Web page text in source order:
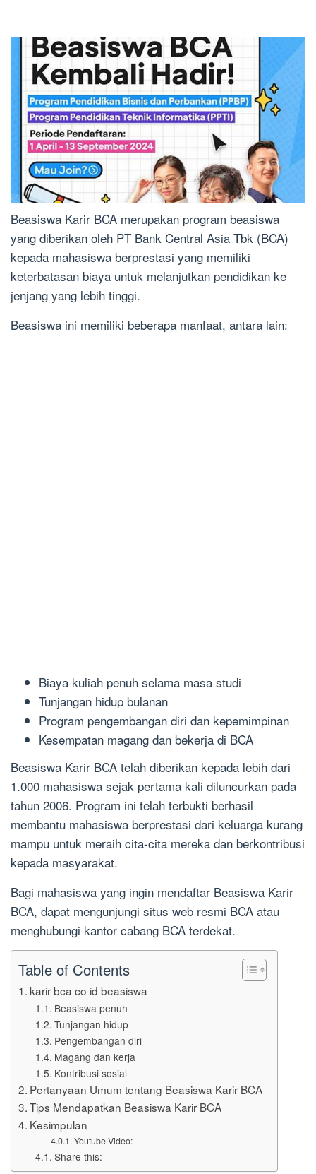
Beasiswa Karir BCA merupakan program beasiswa
yang diberikan oleh PT Bank Central Asia Tbk (BCA)
kepada mahasiswa berprestasi yang memiliki
keterbatasan biaya untuk melanjutkan pendidikan ke
jenjang yang lebih tinggi.
Beasiswa ini memiliki beberapa manfaat, antara lain:
Biaya kuliah penuh selama masa studi
Tunjangan hidup bulanan
Program pengembangan diri dan kepemimpinan
Kesempatan magang dan bekerja di BCA
Beasiswa Karir BCA telah diberikan kepada lebih dari
1.000 mahasiswa sejak pertama kali diluncurkan pada
tahun 2006. Program ini telah terbukti berhasil
membantu mahasiswa berprestasi dari keluarga kurang
mampu untuk meraih cita-cita mereka dan berkontribusi
kepada masyarakat.
Bagi mahasiswa yang ingin mendaftar Beasiswa Karir
BCA, dapat mengunjungi situs web resmi BCA atau
menghubungi kantor cabang BCA terdekat.
Table of Contents
karir bca co id beasiswa
Beasiswa penuh
Tunjangan hidup
Pengembangan diri
Magang dan kerja
Kontribusi sosial
Pertanyaan Umum tentang Beasiswa Karir BCA
Tips Mendapatkan Beasiswa Karir BCA
Kesimpulan
Youtube Video:
Share this: